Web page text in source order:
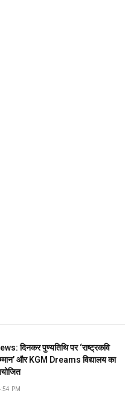
दिनकर पुण्यतिथि पर ‘राष्ट्रकवि
और KGM Dreams विद्यालय का
PM